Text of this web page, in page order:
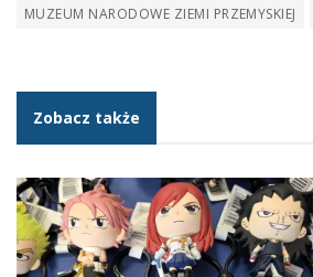
MUZEUM NARODOWE ZIEMI PRZEMYSKIEJ
Zobacz także